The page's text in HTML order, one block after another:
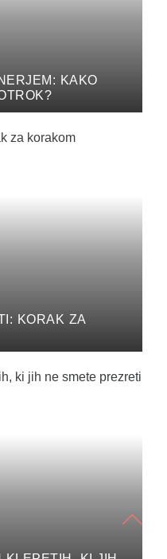
KAKO
KORAK ZA